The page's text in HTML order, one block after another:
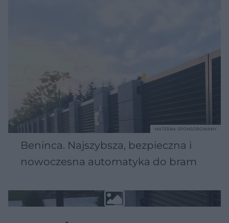
Beninca. Najszybsza, bezpieczna i
nowoczesna automatyka do bram
MATERIAŁ SPONSOROWANY